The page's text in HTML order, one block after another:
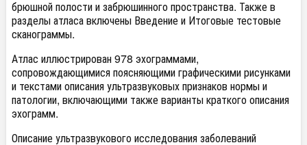
брюшной полости и забрюшинного пространства. Также в
разделы атласа включены Введение и Итоговые тестовые
сканограммы.
Атлас иллюстрирован 978 эхограммами,
сопровождающимися поясняющими графическими рисунками
и текстами описания ультразвуковых признаков нормы и
патологии, включающими также варианты краткого описания
эхограмм.
Описание ультразвукового исследования заболеваний